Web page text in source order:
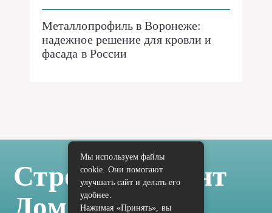
Металлопрофиль в Воронеже:
надежное решение для кровли и
фасада в России
Стройка Ремонт
Мы используем файлы
cookie. Они помогают
улучшать сайт и делать его
удобнее.
Нажимая «Принять», вы